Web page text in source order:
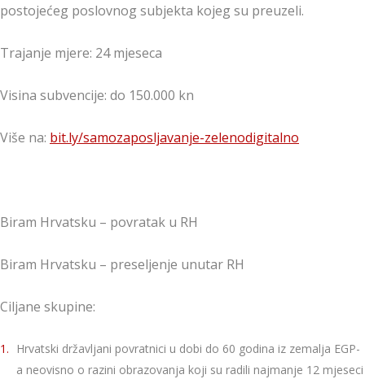
postojećeg poslovnog subjekta kojeg su preuzeli.
Trajanje mjere: 24 mjeseca
Visina subvencije: do 150.000 kn
Više na: bit.ly/samozaposljavanje-zelenodigitalno
Biram Hrvatsku – povratak u RH
Biram Hrvatsku – preseljenje unutar RH
Ciljane skupine:
Hrvatski državljani povratnici u dobi do 60 godina iz zemalja EGP-
a neovisno o razini obrazovanja koji su radili najmanje 12 mjeseci